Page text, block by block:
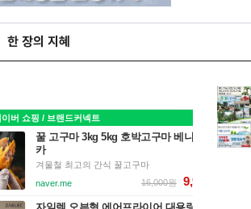
한 장의 지혜